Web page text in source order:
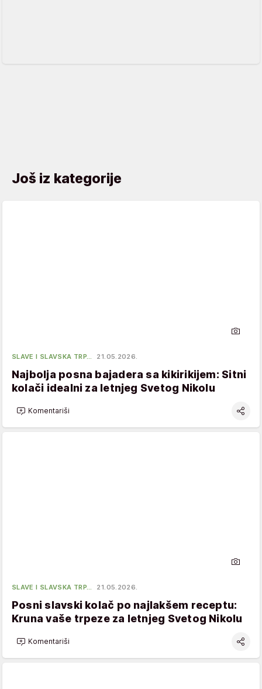
Još iz kategorije
SLAVE I SLAVSKA TRP… 21.05.2026.
Najbolja posna bajadera sa kikirikijem: Sitni
kolači idealni za letnjeg Svetog Nikolu
Komentariši
SLAVE I SLAVSKA TRP… 21.05.2026.
Posni slavski kolač po najlakšem receptu:
Kruna vaše trpeze za letnjeg Svetog Nikolu
Komentariši